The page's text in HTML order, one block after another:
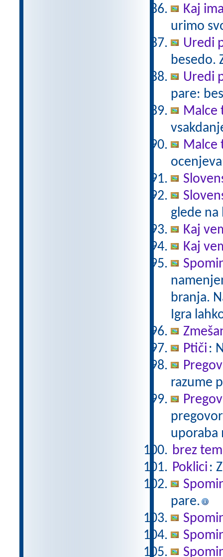
Kaj
urimo
Uredi
besedo.
Uredi
pare:
Malce
Malce
glede na
Kaj
Kaj
branja.
Igra
Ptiči :
razume
uporaba
brez
Poklici :
pare.